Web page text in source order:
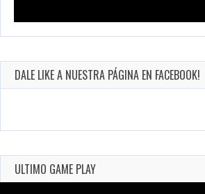
DALE LIKE A NUESTRA PÁGINA EN FACEBOOK!
ULTIMO GAME PLAY